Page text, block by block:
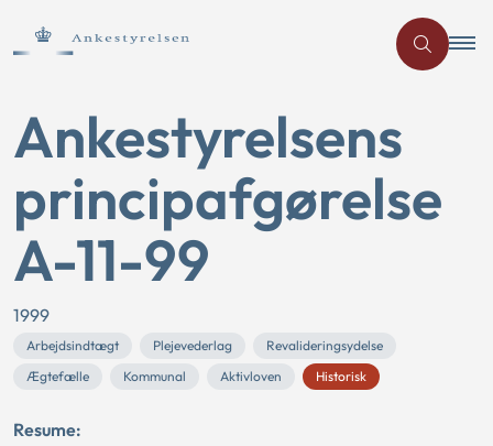
Ankestyrelsens
principafgørelse
A-11-99
1999
Arbejdsindtægt Plejevederlag
Revalideringsydelse
Ægtefælle
Kommunal Aktivloven Historisk
Resume: